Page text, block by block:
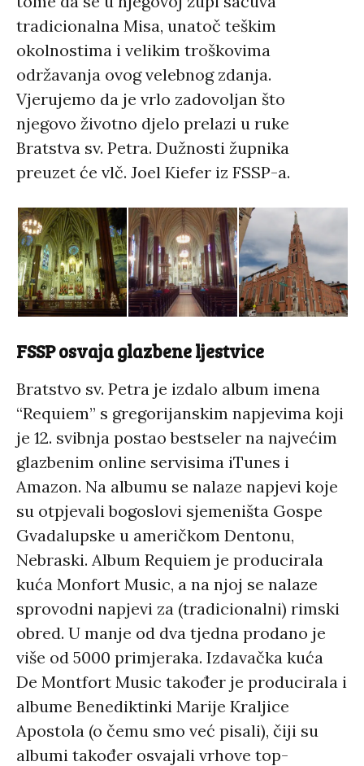
tradicionalna Misa, unatoč teškim
okolnostima i velikim troškovima
održavanja ovog velebnog zdanja.
Vjerujemo da je vrlo zadovoljan što
njegovo životno djelo prelazi u ruke
Bratstva sv. Petra. Dužnosti župnika
preuzet će vlč. Joel Kiefer iz FSSP-a.
FSSP osvaja glazbene ljestvice
Bratstvo sv. Petra je izdalo album imena
“Requiem” s gregorijanskim napjevima koji
je 12. svibnja postao bestseler na najvećim
glazbenim online servisima iTunes i
Amazon. Na albumu se nalaze napjevi koje
su otpjevali bogoslovi sjemeništa Gospe
Gvadalupske u američkom Dentonu,
Nebraski. Album Requiem je producirala
kuća Monfort Music, a na njoj se nalaze
sprovodni napjevi za (tradicionalni) rimski
obred. U manje od dva tjedna prodano je
više od 5000 primjeraka. Izdavačka kuća
De Montfort Music također je producirala i
albume Benediktinki Marije Kraljice
Apostola (o čemu smo već pisali), čiji su
albumi također osvajali vrhove top-